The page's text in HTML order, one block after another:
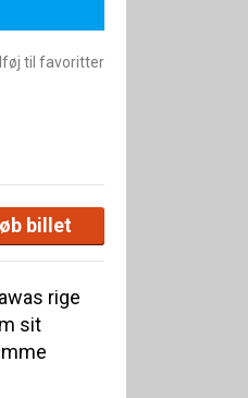
til favoritter
billet
rige
sit